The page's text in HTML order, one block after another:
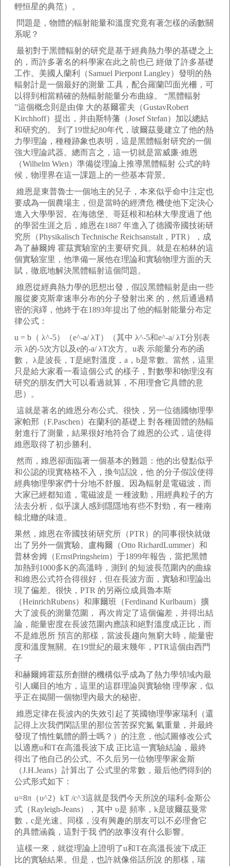
輕恒星的典范）。
問題是，物體的輻射能量和溫度究竟有著怎樣的函數關
系呢？
最初對于黑體輻射的研究是基于經典熱力學的基礎之上
的，而許多著名的科學家在此之前也已 經做了許多基礎
工作。美國人蘭利（Samuel Pierpont Langley）發明的熱
輻射計是一個最好的測量 工具，配合羅蘭凹面光柵，可
以得到相當精確的熱輻射能量分布曲線。 “黑體輻射
”這個概念則是由偉 大的基爾霍夫（GustavRobert
Kirchhoff）提出，并由斯特藩（Josef Stefan）加以總結
和研究的。 到了19世紀80年代，玻爾茲曼建立了他的熱
力學理論，種種跡象也表明，這是黑體輻射研究的一個
強大理論武器。總而言之，這一切就是當威廉·維恩
（Wilhelm Wien）準備從理論上推導黑體輻射 公式的時
候，物理界在這一課題上的一些基本背景。
維恩是東普魯士一個地主的兒子，本來似乎命中注定也
要成為一個農場主，但是當時的經濟危 機使他下定決心
進入大學學習。在海德堡、哥廷根和柏林大學度過了他
的學習生涯之后，維恩在1887 年進入了德國帝國技術研
究所（Physikalisch Technische Reichsanstalt，PTR），成
為了赫爾姆 霍茲實驗室的主要研究員。就是在柏林的這
個實驗室里，他準備一展他在理論和實驗物理方面的天
賦，徹底地解決黑體輻射這個問題。
維恩從經典熱力學的思想出發，假設黑體輻射是由一些
服從麥克斯韋速率分布的分子發射出來 的，然后通過精
密的演繹，他終于在1893年提出了他的輻射能量分布定
律公式：
u = b（ λ^-5）（e^-a/ λT）（其中 λ^-5和e^-a/ λT分別表
示 λ的-5次方以及e的-a/ λT次方。u表 示能量分布的函
數， λ是波長，T是絕對溫度，a，b是常數。當然，這里
只是給大家看一看這個公式 的樣子，對數學和物理沒有
研究的朋友們大可以看過就算，不用理會它具體的意
思）。
這就是著名的維恩分布公式。很快，另一位德國物理學
家帕邢（F.Paschen）在蘭利的基礎上 對各種固體的熱輻
射進行了測量，結果很好地符合了維恩的公式，這使得
維恩取得了初步勝利。
然而，維恩卻面臨著一個基本的難題：他的出發點似乎
和公認的現實格格不入，換句話說，他 的分子假設使得
經典物理學家們十分地不舒服。因為輻射是電磁波，而
大家已經都知道，電磁波是 一種波動，用經典粒子的方
法去分析，似乎讓人感到隱隱地有些不對勁，有一種南
轅北轍的味道。
果然，維恩在帝國技術研究所（PTR）的同事很快就做
出了另外一個實驗。盧梅爾（Otto RichardLummer）和
普林舍姆（ErnstPringsheim）于1899年報告，當把黑體
加熱到1000多K的高溫時，測到 的短波長范圍內的曲線
和維恩公式符合得很好，但在長波方面，實驗和理論出
現了偏差。很快，PTR 的另兩位成員魯本斯
（HeinrichRubens）和庫爾班（Ferdinand Kurlbaum）擴
大了波長的測量范圍， 再次肯定了這個偏差，并得出結
論，能量密度在長波范圍內應該和絕對溫度成正比，而
不是維恩所 預言的那樣，當波長趨向無窮大時，能量密
度和溫度無關。在19世紀的最末幾年，PTR這個由西門
子
和赫爾姆霍茲所創辦的機構似乎成為了熱力學領域內最
引人矚目的地方，這里的這群理論與實驗物 理學家，似
乎正在揭開一個物理內最大的秘密。
維恩定律在長波內的失效引起了英國物理學家瑞利（還
記得上次我們閑話里的那位苦苦探究氮 氣重量，并最終
發現了惰性氣體的爵士嗎？）的注意，他試圖修改公式
以適應u和T在高溫長波下成 正比這一實驗結論，最終
得出了他自己的公式。不久后另一位物理學家金斯
（J.H.Jeans）計算出了 公式里的常數，最后他們得到的
公式形式如下：
u=8π（υ^2）kT /c^3這就是我們今天所說的瑞利-金斯公
式（Rayleigh-Jeans），其中 υ是 頻率，k是玻爾茲曼常
數，c是光速。同樣，沒有興趣的朋友可以不必理會它
的具體涵義，這對于我 們的故事沒有什么影響。
這樣一來，就從理論上證明了u和T在高溫長波下成正
比的實驗結果。但是，也許就像俗話所說 的那樣，瑞